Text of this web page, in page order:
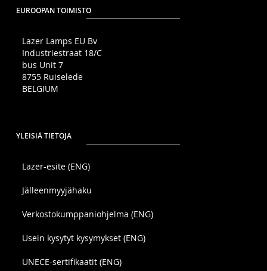
EUROOPAN TOIMISTO
Lazer Lamps EU Bv
Industriestraat 18/C
bus Unit 7
8755 Ruiselede
BELGIUM
YLEISIÄ TIETOJA
Lazer-esite (ENG)
Jälleenmyyjähaku
Verkostokumppaniohjelma (ENG)
Usein kysytyt kysymykset (ENG)
UNECE-sertifikaatit (ENG)